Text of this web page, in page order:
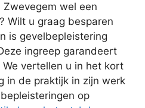
wel een
Wilt u graag besparen
is gevelbepleistering
ingreep garandeert
vertellen u in het kort
in de praktijk in zijn werk
op